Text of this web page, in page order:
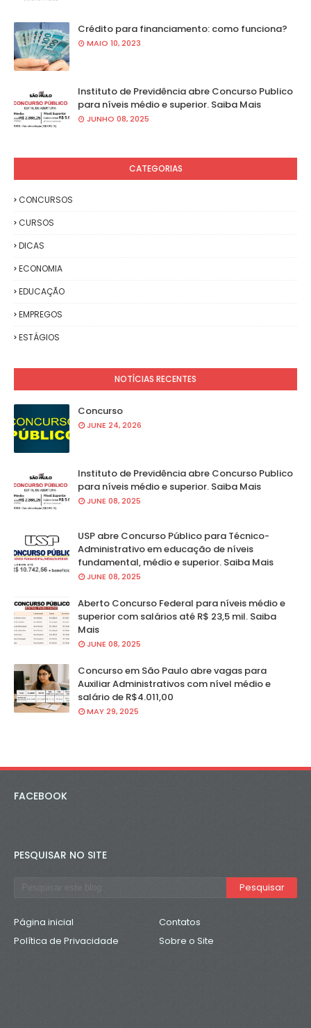
Crédito para financiamento: como funciona?
MAIO 10, 2023
Instituto de Previdência abre Concurso Publico
para níveis médio e superior. Saiba Mais
JUNHO 08, 2025
CATEGORIAS
CONCURSOS
CURSOS
DICAS
ECONOMIA
EDUCAÇÃO
EMPREGOS
ESTÁGIOS
NOTÍCIAS RECENTES
Concurso
JUNE 24, 2026
Instituto de Previdência abre Concurso Publico
para níveis médio e superior. Saiba Mais
JUNE 08, 2025
USP abre Concurso Público para Técnico-
Administrativo em educação de níveis
fundamental, médio e superior. Saiba Mais
JUNE 08, 2025
Aberto Concurso Federal para níveis médio e
superior com salários até R$ 23,5 mil. Saiba
Mais
JUNE 08, 2025
Concurso em São Paulo abre vagas para
Auxiliar Administrativos com nível médio e
salário de R$4.011,00
MAY 29, 2025
FACEBOOK
PESQUISAR NO SITE
Página inicial
Contatos
Política de Privacidade
Sobre o Site